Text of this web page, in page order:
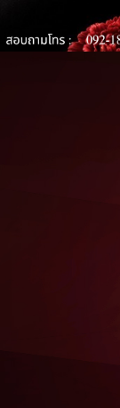
RARE DIAMOND